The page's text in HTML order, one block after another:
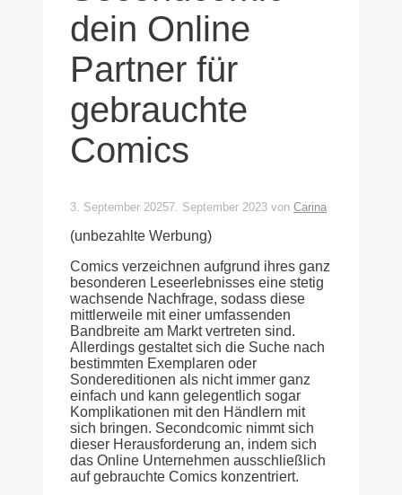
dein Online
Partner für
gebrauchte
Comics
3. September 20257. September 2023 von Carina
(unbezahlte Werbung)
Comics verzeichnen aufgrund ihres ganz
besonderen Leseerlebnisses eine stetig
wachsende Nachfrage, sodass diese
mittlerweile mit einer umfassenden
Bandbreite am Markt vertreten sind.
Allerdings gestaltet sich die Suche nach
bestimmten Exemplaren oder
Sondereditionen als nicht immer ganz
einfach und kann gelegentlich sogar
Komplikationen mit den Händlern mit
sich bringen. Secondcomic nimmt sich
dieser Herausforderung an, indem sich
das Online Unternehmen ausschließlich
auf gebrauchte Comics konzentriert.